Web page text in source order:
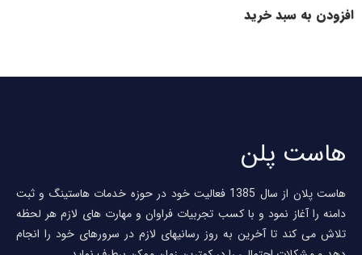
افزودن به سبد خرید
هاست پلن
هاست پلان از سال 1385 فعالیت خود در حوزه خدمات هاستینگ و ثبت
دامنه را آغاز نمود و با کسب تجربیات فراوان و مهارت های لازم هر لحظه
تلاش می کند تا آخرین به روز رسانیهای لازم در سرورهای خود را انجام